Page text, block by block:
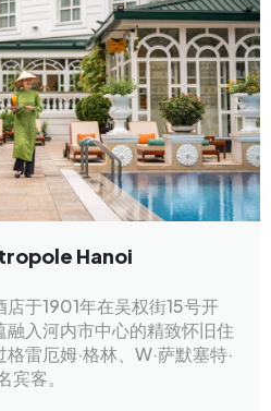
Hanoi
于1901年在吴权街15号开
入河内市中心的精致怀旧住
雷厄姆·格林、W·萨默塞特·
宾客。